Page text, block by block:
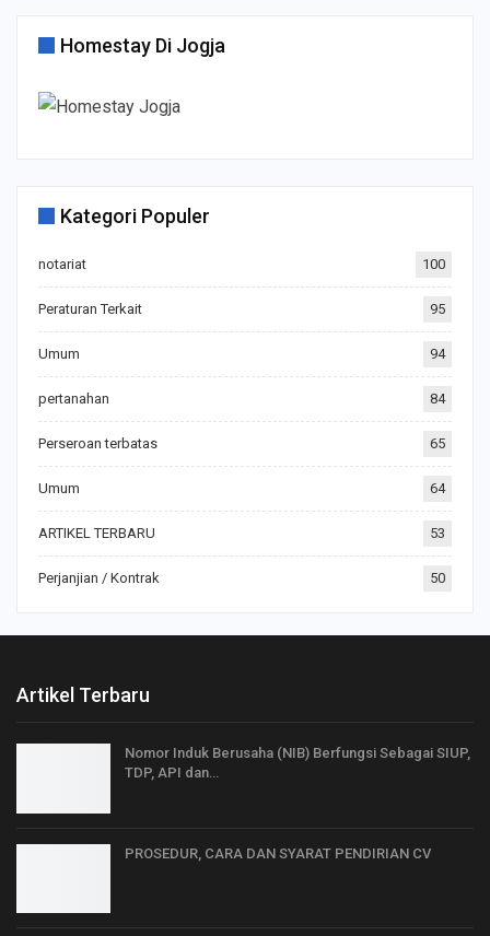
Homestay Di Jogja
Kategori Populer
notariat 100
Peraturan Terkait 95
Umum 94
pertanahan 84
Perseroan terbatas 65
Umum 64
ARTIKEL TERBARU 53
Perjanjian / Kontrak 50
Artikel Terbaru
Nomor Induk Berusaha (NIB) Berfungsi Sebagai SIUP,
TDP, API dan…
PROSEDUR, CARA DAN SYARAT PENDIRIAN CV